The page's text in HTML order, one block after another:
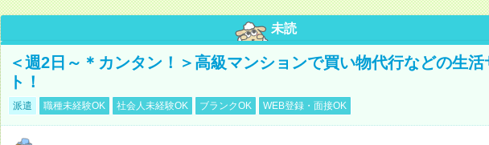
未読
＜週2日～＊カンタン！＞高級マンションで買い物代行などの生活
ト！
派遣 職種未経験OK 社会人未経験OK ブランクOK WEB登録・面接OK